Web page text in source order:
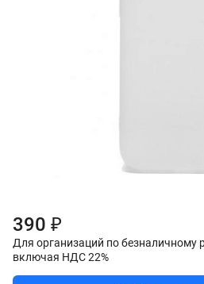
390 ₽
Для организаций по безналичному
включая НДС 22%